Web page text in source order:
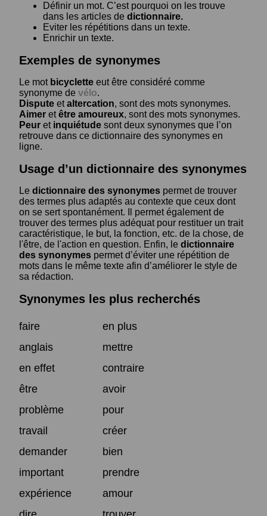
Définir un mot. C’est pourquoi on les trouve
dans les articles de dictionnaire.
Eviter les répétitions dans un texte.
Enrichir un texte.
Exemples de synonymes
Le mot bicyclette eut être considéré comme
synonyme de vélo.
Dispute etaltercation, sont des mots synonymes.
Aimer etêtre amoureux, sont des mots synonymes.
Peur et inquiétude sont deux synonymes que l’on
retrouve dans ce dictionnaire des synonymes en
ligne.
Usage d’un dictionnaire des synonymes
Le dictionnaire des synonymes permet de trouver
des termes plus adaptés au contexte que ceux dont
on se sert spontanément. Il permet également de
trouver des termes plus adéquat pour restituer un trait
caractéristique, le but, la fonction, etc. de la chose, de
l'être, de l'action en question. Enfin, le dictionnaire
des synonymes permet d’éviter une répétition de
mots dans le même texte afin d’améliorer le style de
sa rédaction.
Synonymes les plus recherchés
faire
en plus
anglais
mettre
en effet
contraire
être
avoir
problème
pour
travail
créer
demander
bien
important
prendre
expérience
amour